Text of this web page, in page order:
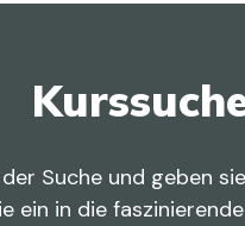
Suche und geben
ein in die